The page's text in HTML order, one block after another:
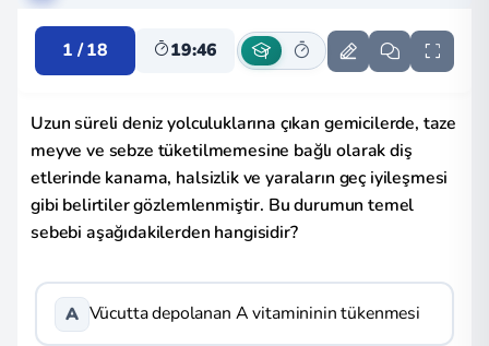
1 / 18 19:45
Uzun süreli deniz yolculuklarına çıkan gemicilerde, taze
meyve ve sebze tüketilmemesine bağlı olarak diş
etlerinde kanama, halsizlik ve yaraların geç iyileşmesi
gibi belirtiler gözlemlenmiştir. Bu durumun temel
sebebi aşağıdakilerden hangisidir?
A Vücutta depolanan A vitamininin tükenmesi